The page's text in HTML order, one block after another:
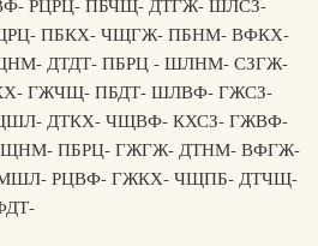
РЦРЦ- ПБЧЩ- ДТГЖ- ШЛСЗ-
ПБКХ- ЧЩГЖ- ПБНМ- ВФКХ-
ДТДТ- ПБРЦ - ШЛНМ- СЗГЖ-
ГЖЧЩ- ПБДТ- ШЛВФ- ГЖСЗ-
ДТКХ- ЧЩВФ- КХСЗ- ГЖВФ-
ПБРЦ- ГЖГЖ- ДТНМ- ВФГЖ-
РЦВФ- ГЖКХ- ЧЩПБ- ДТЧЩ-